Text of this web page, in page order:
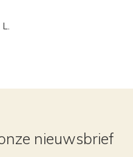
nieuwsbrief